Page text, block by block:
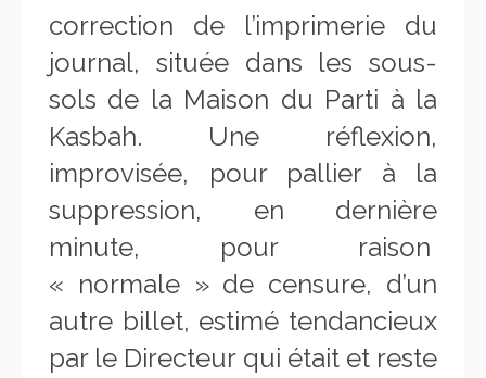
correction de l’imprimerie du
journal, située dans les sous-
sols de la Maison du Parti à la
Kasbah. Une réflexion,
improvisée, pour pallier à la
suppression, en dernière
minute, pour raison
« normale » de censure, d’un
autre billet, estimé tendancieux
par le Directeur qui était et reste